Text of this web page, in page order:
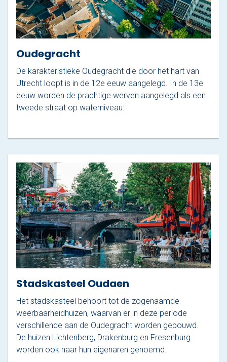
Oudegracht
De karakteristieke Oudegracht die door het hart van
Utrecht loopt is in de 12e eeuw aangelegd. In de 13e
eeuw worden de prachtige werven aangelegd als een
tweede straat op waterniveau.
Stadskasteel Oudaen
Het stadskasteel behoort tot de zogenaamde
weerbaarheidhuizen, waarvan er in deze periode
verschillende aan de Oudegracht worden gebouwd.
De huizen Lichtenberg, Drakenburg en Fresenburg
worden ook naar hun eigenaren genoemd.